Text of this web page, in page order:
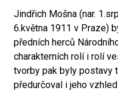
Jindřich Mošna (nar.
6.května 1911 v Praze)
předních herců
charakterních rolí i rolí
tvorby pak byly postavy
předurčoval i jeho